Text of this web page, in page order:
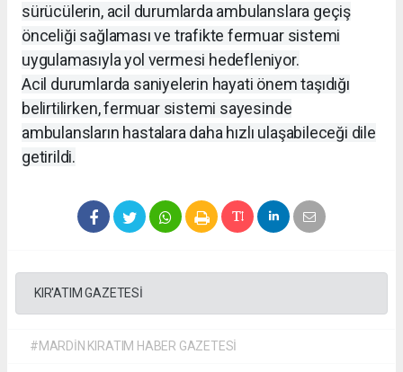
sürücülerin, acil durumlarda ambulanslara geçiş
önceliği sağlaması ve trafikte fermuar sistemi
uygulamasıyla yol vermesi hedefleniyor.
Acil durumlarda saniyelerin hayati önem taşıdığı
belirtilirken, fermuar sistemi sayesinde
ambulansların hastalara daha hızlı ulaşabileceği dile
getirildi.
KIR'ATIM GAZETESİ
#MARDİN KIRATIM HABER GAZETESİ